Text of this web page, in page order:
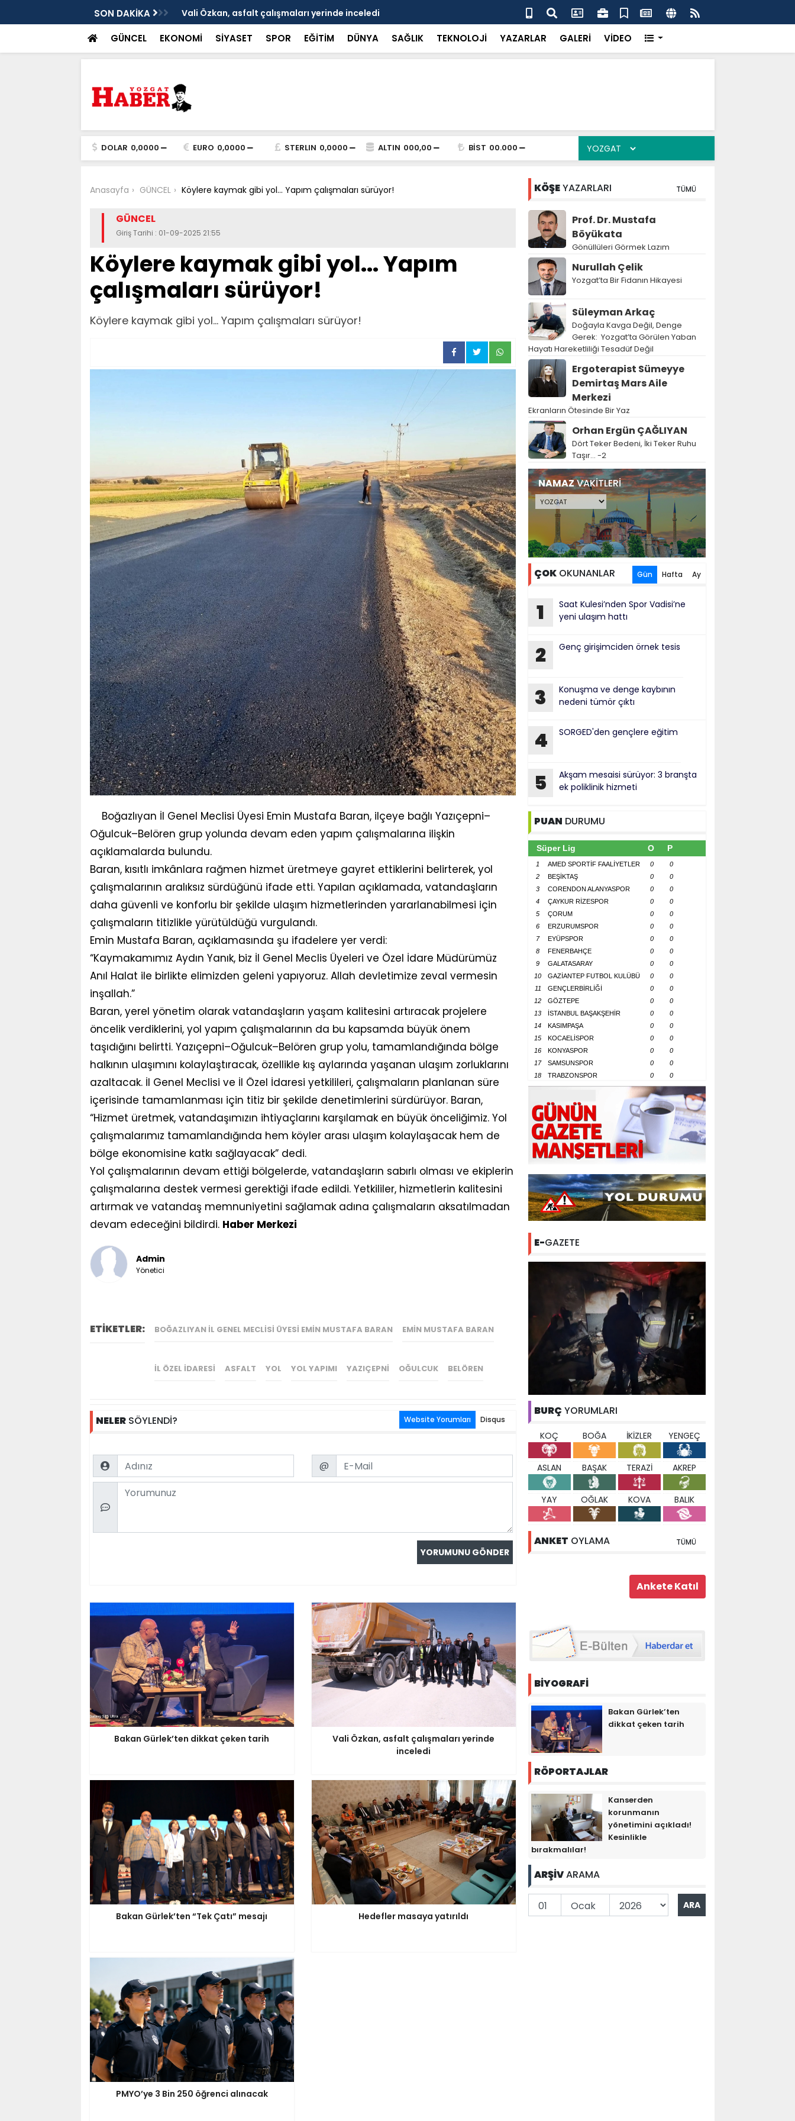
SON DAKİKA Vali Özkan, asfalt çalışmaları yerinde inceledi Bakan Gürlek’ten “Tek Çatı” mesajı
GÜNCEL EKONOMİ SİYASET SPOR EĞİTİM DÜNYA SAĞLIK TEKNOLOJİ YAZARLAR GALERİ VİDEO
DOLAR 0,0000 EURO 0,0000 STERLIN 0,0000 ALTIN 000,00 BİST 00.000
Anasayfa GÜNCEL Köylere kaymak gibi yol... Yapım çalışmaları sürüyor!
GÜNCEL
Giriş Tarihi : 01-09-2025 21:55
Köylere kaymak gibi yol... Yapım
çalışmaları sürüyor!
Köylere kaymak gibi yol... Yapım çalışmaları sürüyor!
Boğazlıyan İl Genel Meclisi Üyesi Emin Mustafa Baran, ilçeye bağlı Yazıçepni–
Oğulcuk–Belören grup yolunda devam eden yapım çalışmalarına ilişkin
açıklamalarda bulundu.
Baran, kısıtlı imkânlara rağmen hizmet üretmeye gayret ettiklerini belirterek, yol
çalışmalarının aralıksız sürdüğünü ifade etti. Yapılan açıklamada, vatandaşların
daha güvenli ve konforlu bir şekilde ulaşım hizmetlerinden yararlanabilmesi için
çalışmaların titizlikle yürütüldüğü vurgulandı.
Emin Mustafa Baran, açıklamasında şu ifadelere yer verdi:
“Kaymakamımız Aydın Yanık, biz İl Genel Meclis Üyeleri ve Özel İdare Müdürümüz
Anıl Halat ile birlikte elimizden geleni yapıyoruz. Allah devletimize zeval vermesin
inşallah.”
Baran, yerel yönetim olarak vatandaşların yaşam kalitesini artıracak projelere
öncelik verdiklerini, yol yapım çalışmalarının da bu kapsamda büyük önem
taşıdığını belirtti. Yazıçepni–Oğulcuk–Belören grup yolu, tamamlandığında bölge
halkının ulaşımını kolaylaştıracak, özellikle kış aylarında yaşanan ulaşım zorluklarını
azaltacak. İl Genel Meclisi ve İl Özel İdaresi yetkilileri, çalışmaların planlanan süre
içerisinde tamamlanması için titiz bir şekilde denetimlerini sürdürüyor. Baran,
“Hizmet üretmek, vatandaşımızın ihtiyaçlarını karşılamak en büyük önceliğimiz. Yol
çalışmalarımız tamamlandığında hem köyler arası ulaşım kolaylaşacak hem de
bölge ekonomisine katkı sağlayacak” dedi.
Yol çalışmalarının devam ettiği bölgelerde, vatandaşların sabırlı olması ve ekiplerin
çalışmalarına destek vermesi gerektiği ifade edildi. Yetkililer, hizmetlerin kalitesini
artırmak ve vatandaş memnuniyetini sağlamak adına çalışmaların aksatılmadan
devam edeceğini bildirdi. Haber Merkezi
Admin
Yönetici
ETİKETLER: BOĞAZLIYAN İL GENEL MECLISI ÜYESI EMIN MUSTAFA BARAN EMIN MUSTAFA BARAN
İL ÖZEL İDARESI ASFALT YOL YOL YAPIMI YAZIÇEPNI OĞULCUK BELÖREN
NELERSÖYLENDİ? Website Yorumları Disqus
Name Email
@
Comment
Bakan Gürlek’ten dikkat çeken tarih
Vali Özkan, asfalt çalışmaları yerinde
inceledi
Bakan Gürlek’ten “Tek Çatı” mesajı Hedefler masaya yatırıldı
PMYO’ye 3 Bin 250 öğrenci alınacak
KÖŞEYAZARLARI TÜMÜ
Prof. Dr. Mustafa
Böyükata
Gönüllüleri Görmek Lazım
Nurullah Çelik
Yozgat’ta Bir Fidanın Hikayesi
Süleyman Arkaç
Doğayla Kavga Değil, Denge
Gerek: Yozgat’ta Görülen Yaban
Hayatı Hareketliliği Tesadüf Değil
Ergoterapist Sümeyye
Demirtaş Mars Aile
Merkezi
Ekranların Ötesinde Bir Yaz
Orhan Ergün ÇAĞLIYAN
Dört Teker Bedeni, İki Teker Ruhu
Taşır… -2
NAMAZVAKİTLERİ
ÇOKOKUNANLAR Gün Hafta Ay
1
Saat Kulesi’nden Spor Vadisi’ne
yeni ulaşım hattı
2 Genç girişimciden örnek tesis
3
Konuşma ve denge kaybının
nedeni tümör çıktı
4 SORGED'den gençlere eğitim
5
Akşam mesaisi sürüyor: 3 branşta
ek poliklinik hizmeti
PUAN DURUMU
Süper Lig O P
1 AMED SPORTİF FAALİYETLER 0
0
2
BEŞİKTAŞ 0
0
3
CORENDON ALANYASPOR 0
0
4
ÇAYKUR RİZESPOR 0
0
5
ÇORUM 0
0
6
ERZURUMSPOR 0
0
7
EYÜPSPOR 0
0
8
FENERBAHÇE 0
0
9
GALATASARAY 0
0
10
GAZİANTEP FUTBOL KULÜBÜ 0
0
11
GENÇLERBİRLİĞİ 0
0
12
GÖZTEPE 0
0
13
İSTANBUL BAŞAKŞEHİR 0
0
14
KASIMPAŞA 0
0
15
KOCAELİSPOR 0
0
16
KONYASPOR 0
0
17
SAMSUNSPOR 0
0
18
TRABZONSPOR 0 0
E-GAZETE
BURÇ YORUMLARI
KOÇ BOĞA İKİZLER YENGEÇ
ASLAN BAŞAK TERAZİ AKREP
YAY OĞLAK KOVA BALIK
ANKET OYLAMA TÜMÜ
BİYOGRAFİ
Bakan Gürlek’ten
dikkat çeken tarih
RÖPORTAJLAR
Kanserden
korunmanın
yönetimini açıkladı!
Kesinlikle
bırakmalılar!
ARŞİVARAMA